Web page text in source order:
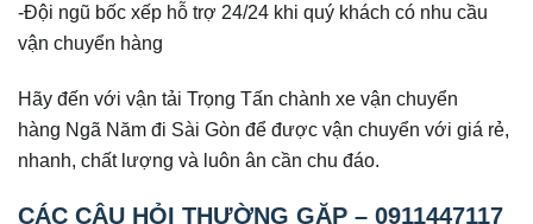
-Đội ngũ bốc xếp hỗ trợ 24/24 khi quý khách có nhu cầu
vận chuyển hàng
Hãy đến với vận tải Trọng Tấn chành xe vận chuyển
hàng Ngã Năm đi Sài Gòn để được vận chuyển với giá rẻ,
nhanh, chất lượng và luôn ân cần chu đáo.
CÁC CÂU HỎI THƯỜNG GẶP – 0911447117